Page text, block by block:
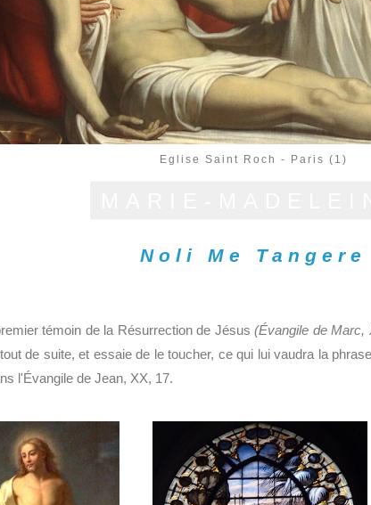
Eglise Saint Roch - Paris (1)
Noli Me Tangere
témoin de la Résurrection de Jésus(Évangile de Marc,
de suite, et essaie de le toucher, ce qui lui vaudra la
l'Évangile de Jean, XX, 17.